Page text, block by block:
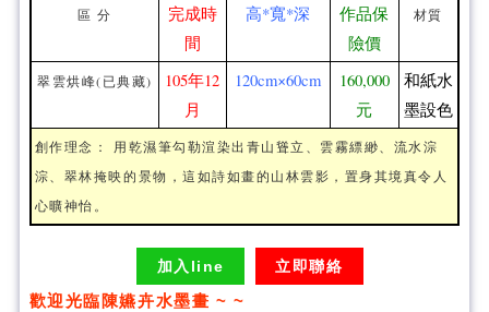
區 分
完成時
間
高*寬*深
作品保
險價
材質
翠雲烘峰(已典藏)
105年12
月
120cm×60cm
160,000
元
和紙水
墨設色
創作理念： 用乾濕筆勾勒渲染出青山聳立、雲霧縹緲、流水淙
淙、翠林掩映的景物，這如詩如畫的山林雲影，置身其境真令人
心曠神怡。
加入line 立即聯絡
歡迎光臨陳嬿卉水墨畫 ~ ~